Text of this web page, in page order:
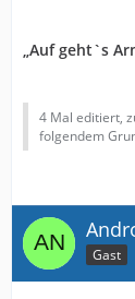
„Auf geht`s
4 Mal editiert,
folgendem
Gast